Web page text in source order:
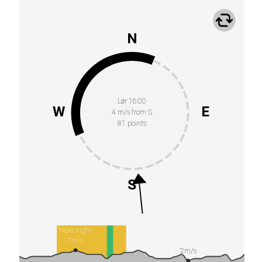
Lør 16:00
4 m/s from S
81 points
N
E
S
W
Next night
7m/s
2m/s